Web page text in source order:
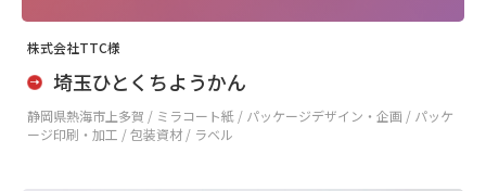
株式会社TTC様
埼玉ひとくちようかん
静岡県熱海市上多賀 / ミラコート紙 / パッケージデザイン・企画 / パッケ
ージ印刷・加工 / 包装資材 / ラベル